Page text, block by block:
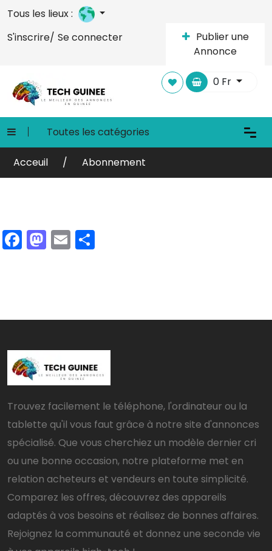
Tous les lieux :
S'inscrire/ Se connecter
Publier une
Annonce
0 Fr
Toutes les catégories
Acceuil Abonnement
Facebook
Mastodon
Email
Trouvez facilement le téléphone, l'ordinateur ou la
tablette qu'il vous faut grâce à notre site d'annonces
spécialisé. Que vous cherchiez un modèle dernier cri
ou une bonne occasion, notre plateforme met en
relation acheteurs et vendeurs en toute simplicité.
Comparez les offres, découvrez des appareils
adaptés à vos besoins et réalisez de bonnes affaires.
Rejoignez la communauté et donnez une seconde vie